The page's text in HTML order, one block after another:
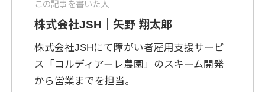
この記事を書いた人
株式会社JSH｜矢野 翔太郎
株式会社JSHにて障がい者雇用支援サービ
ス「コルディアーレ農園」のスキーム開発
から営業までを担当。